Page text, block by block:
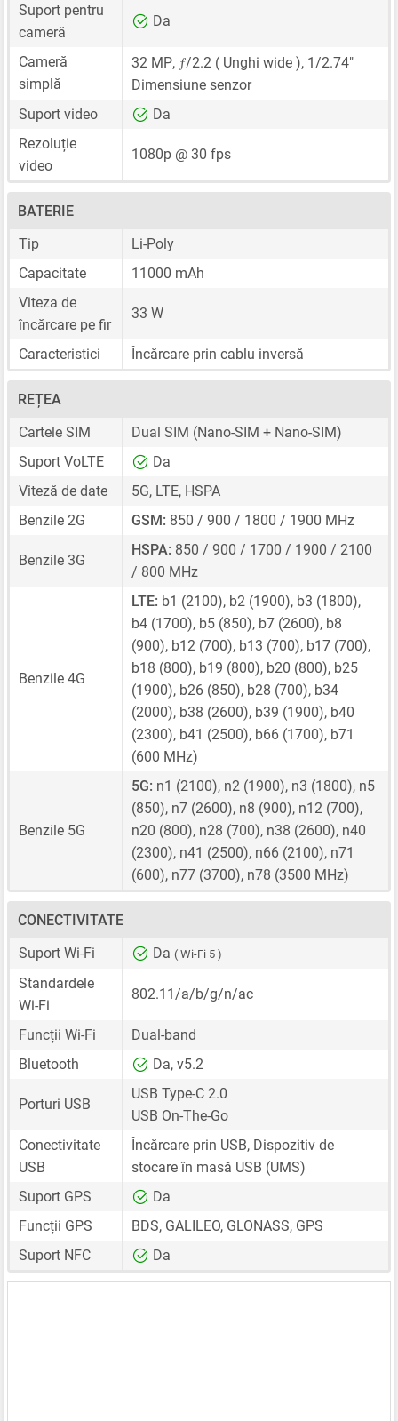
Suport pentru
cameră
Da
Cameră
simplă
32 MP, ƒ/2.2 ( Unghi wide ), 1/2.74"
Dimensiune senzor
Suport video
Da
Rezoluție
video
1080p @ 30 fps
BATERIE
Tip
Li-Poly
Capacitate
11000 mAh
Viteza de
încărcare pe fir
33 W
Caracteristici Încărcare prin cablu inversă
REȚEA
Cartele SIM
Dual SIM (Nano-SIM + Nano-SIM)
Suport VoLTE
Da
Viteză de date
5G, LTE, HSPA
Benzile 2G
GSM: 850 / 900 / 1800 / 1900 MHz
Benzile 3G
HSPA: 850 / 900 / 1700 / 1900 / 2100
/ 800 MHz
Benzile 4G
LTE: b1 (2100), b2 (1900), b3 (1800),
b4 (1700), b5 (850), b7 (2600), b8
(900), b12 (700), b13 (700), b17 (700),
b18 (800), b19 (800), b20 (800), b25
(1900), b26 (850), b28 (700), b34
(2000), b38 (2600), b39 (1900), b40
(2300), b41 (2500), b66 (1700), b71
(600 MHz)
Benzile 5G
5G: n1 (2100), n2 (1900), n3 (1800), n5
(850), n7 (2600), n8 (900), n12 (700),
n20 (800), n28 (700), n38 (2600), n40
(2300), n41 (2500), n66 (2100), n71
(600), n77 (3700), n78 (3500 MHz)
CONECTIVITATE
Suport Wi-Fi
Da ( Wi-Fi 5 )
Standardele
Wi-Fi
802.11/a/b/g/n/ac
Funcții Wi-Fi
Dual-band
Bluetooth
Da, v5.2
Porturi USB
USB Type-C 2.0
USB On-The-Go
Conectivitate
USB
Încărcare prin USB, Dispozitiv de
stocare în masă USB (UMS)
Suport GPS
Da
Funcții GPS
BDS, GALILEO, GLONASS, GPS
Suport NFC
Da